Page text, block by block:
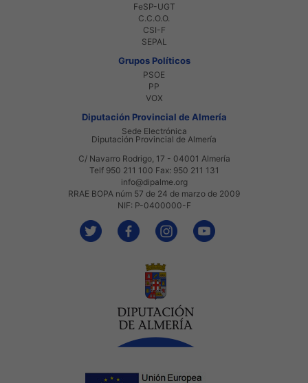
FeSP-UGT
C.C.O.O.
CSI-F
SEPAL
Grupos Políticos
PSOE
PP
VOX
Diputación Provincial de Almería
Sede Electrónica
Diputación Provincial de Almería
C/ Navarro Rodrigo, 17 - 04001 Almería
Telf 950 211 100 Fax: 950 211 131
info@dipalme.org
RRAE BOPA núm 57 de 24 de marzo de 2009
NIF: P-0400000-F